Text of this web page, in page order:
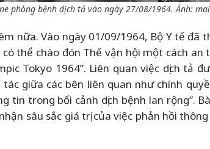
phòng bệnh dịch tả vào ngày 27/08/1964. Ảnh:
nữa. Vào ngày 01/09/1964, Bộ Y tế đã
thể chào đón Thế vận hội một cách an
Tokyo 1964”. Liên quan việc dịch tả
giữa các bên liên quan như chính
trong bối cảnh dịch bệnh lan rộng”.
sâu sắc giá trị của việc phản hồi